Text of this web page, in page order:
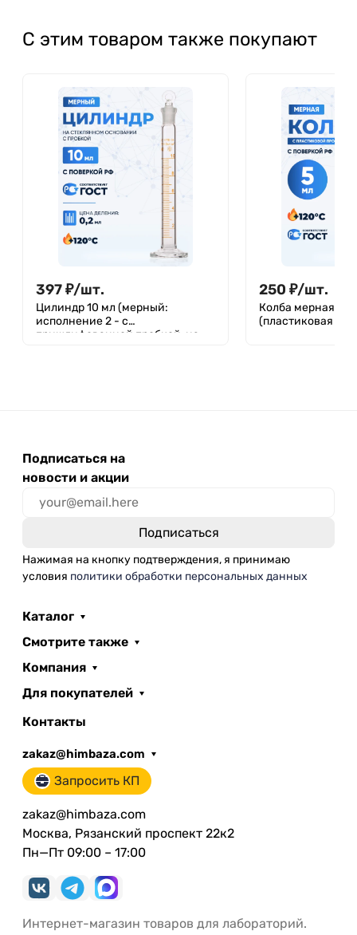
С этим товаром также покупают
397₽/шт.
Цилиндр 10 мл (мерный:
исполнение 2 - с
пришлифованной пробкой, на
250 ₽/шт.
Колба мерная 5
(пластиковая
Подписаться на
новости и акции
Нажимая на кнопку подтверждения, я принимаю
условия политики обработки персональных данных
Каталог
Смотрите также
Компания
Для покупателей
Контакты
zakaz@himbaza.com
Запросить КП
zakaz@himbaza.com
Москва, Рязанский проспект 22к2
Пн—Пт 09:00 – 17:00
Интернет-магазин товаров для лабораторий.